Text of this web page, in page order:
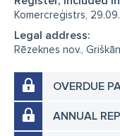
Komercreģistrs,
Legal address:
Rēzeknes nov.,
OVERDUE
ANNUAL